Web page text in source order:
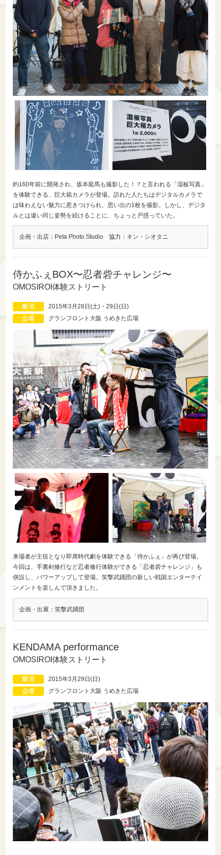
約160年前に開発され、坂本龍馬も撮影した！？と言われる「湿板写真」
を体験できる、巨大箱カメラが登場。訪れた人たちはデジタルカメラで
は味わえない魅力に惹きつけられ、思い出の1枚を撮影。しかし、デジタ
ルとは違い同じ姿勢を続けることに、ちょっと戸惑っていた。
企画・出店：Peta Photo Studio 協力：キン・シオタニ
侍かふぇBOX〜忍者砦チャレンジ〜
OMOSIROI体験ストリート
2015年3月28日(土)・29日(日)
グランフロント大阪 うめきた広場
来場者が主役となり即席時代劇を体験できる「侍かふぇ」が再び登場。
今回は、手裏剣修行など忍者修行体験ができる「忍者砦チャレンジ」も
併設し、パワーアップして登場。笑撃武踊団の新しい戦国エンターテイ
ンメントを楽しんで頂きました。
企画・出展：笑撃武踊団
KENDAMA performance
OMOSIROI体験ストリート
2015年3月29日(日)
グランフロント大阪 うめきた広場